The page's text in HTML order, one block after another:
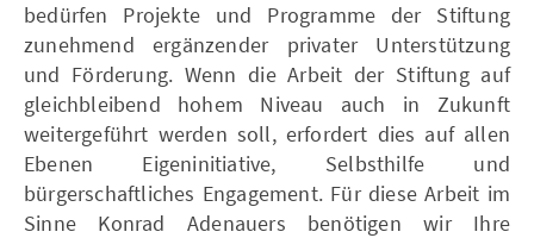
bedürfen Projekte und Programme der Stiftung
zunehmend ergänzender privater Unterstützung
und Förderung. Wenn die Arbeit der Stiftung auf
gleichbleibend hohem Niveau auch in Zukunft
weitergeführt werden soll, erfordert dies auf allen
Ebenen Eigeninitiative, Selbsthilfe und
bürgerschaftliches Engagement. Für diese Arbeit im
Sinne Konrad Adenauers benötigen wir Ihre